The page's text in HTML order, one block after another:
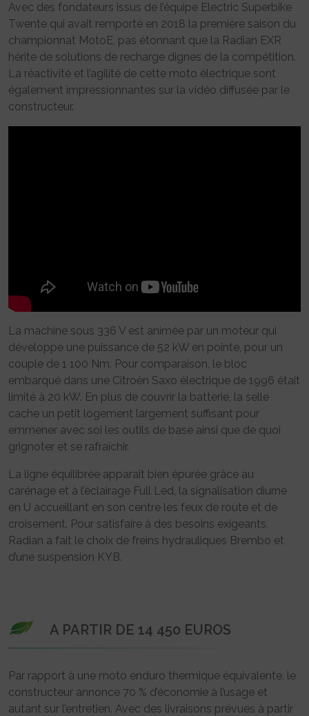
Avec des fondateurs issus de l’équipe Electric Superbike
Twente qui avait remporté en 2018 la première saison du
championnat MotoE, pas étonnant que la Radian EXR
hérite de solutions de recharge dignes de la compétition.
La réactivité et l’agilité de cette moto électrique sont
également impressionnantes sur la vidéo diffusée par le
constructeur.
La machine sous 336 V est animée par un moteur qui
développe une puissance de 52 kW en pointe, pour un
couple de 1 100 Nm. Pour comparaison, le bloc
embarqué dans une Citroën Saxo électrique de 1996 était
limité à 20 kW. En plus de couvrir la batterie, la selle
cache un petit logement largement suffisant pour
emmener avec soi les outils de base ainsi que de quoi
grignoter et se rafraîchir.
La ligne équilibrée apparaît bien épurée grâce au
carénage et à l’éclairage Full Led, la signalisation diurne
en U accueillant en son centre les feux de route et de
croisement. Pour satisfaire à des besoins exigeants,
Radian a fait le choix de freins hydrauliques Brembo et
d’une suspension KYB.
A PARTIR DE 14 450 EUROS
Par rapport à une moto enduro thermique équivalente, le
constructeur annonce 70 % d’économie à l’usage et
autant sur l’entretien. Avec des livraisons prévues à partir